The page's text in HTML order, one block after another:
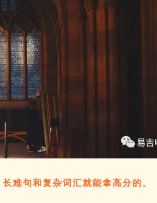
难句和复杂词汇就能拿高分的。